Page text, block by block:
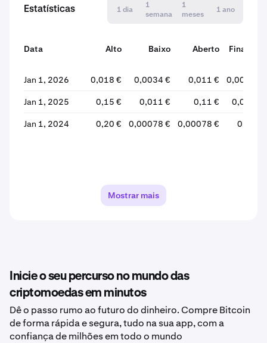
Estatísticas 1 dia
1
semana
1
meses
1 ano
Data Alto Baixo Aberto Finalizar
Jan 1, 2026 0,018 € 0,0034 € 0,011 € 0,0036 €
Jan 1, 2025 0,15 € 0,011 € 0,11 € 0,012 €
Jan 1, 2024 0,20 € 0,00078 € 0,00078 € 0,11 €
Mostrar mais
Inicie o seu percurso no mundo das
criptomoedas em minutos
Dê o passo rumo ao futuro do dinheiro. Compre Bitcoin
de forma rápida e segura, tudo na sua app, com a
confiança de milhões em todo o mundo